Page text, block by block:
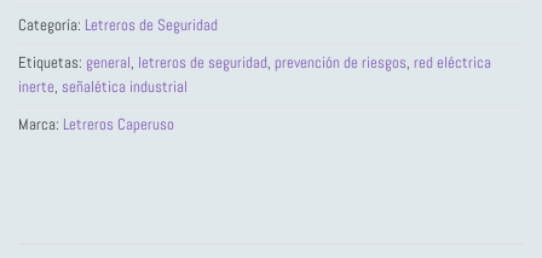
Categoría: Letreros de Seguridad
Etiquetas: general, letreros de seguridad, prevención de riesgos, red eléctrica
inerte, señalética industrial
Marca: Letreros Caperuso